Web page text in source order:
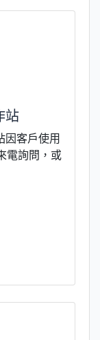
站
因客戶使用
電詢問，或